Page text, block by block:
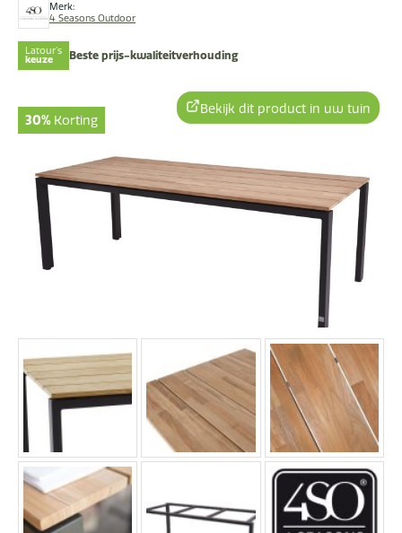
Merk:
4 Seasons Outdoor
Latour's
keuze Beste prijs-kwaliteitverhouding
30% Korting
Bekijk dit product in uw tuin